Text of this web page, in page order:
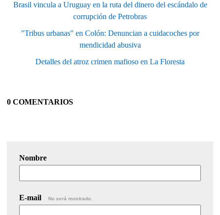
Brasil vincula a Uruguay en la ruta del dinero del escándalo de
corrupción de Petrobras
"Tribus urbanas" en Colón: Denuncian a cuidacoches por
mendicidad abusiva
Detalles del atroz crimen mafioso en La Floresta
0 COMENTARIOS
Nombre
E-mail No será mostrado.